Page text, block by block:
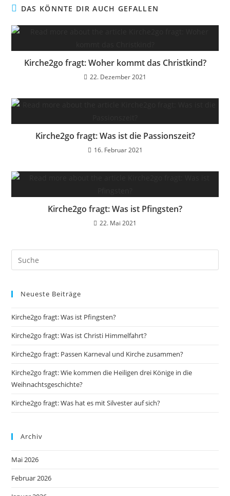
DAS KÖNNTE DIR AUCH GEFALLEN
Kirche2go fragt: Woher kommt das Christkind?
22. Dezember 2021
Kirche2go fragt: Was ist die Passionszeit?
16. Februar 2021
Kirche2go fragt: Was ist Pfingsten?
22. Mai 2021
Neueste Beiträge
Kirche2go fragt: Was ist Pfingsten?
Kirche2go fragt: Was ist Christi Himmelfahrt?
Kirche2go fragt: Passen Karneval und Kirche zusammen?
Kirche2go fragt: Wie kommen die Heiligen drei Könige in die
Weihnachtsgeschichte?
Kirche2go fragt: Was hat es mit Silvester auf sich?
Archiv
Mai 2026
Februar 2026